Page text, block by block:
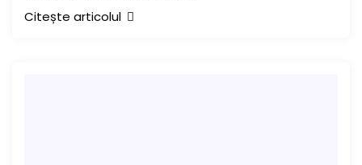
Citește articolul